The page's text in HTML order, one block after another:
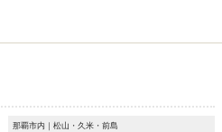
那覇市内｜松山・久米・前島